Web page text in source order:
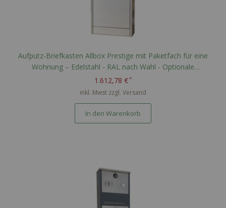
Aufputz-Briefkasten Allbox Prestige mit Paketfach für eine
Wohnung – Edelstahl - RAL nach Wahl - Optionale
Namensgravur
1.612,78 €
inkl. Mwst zzgl. Versand
In den Warenkorb